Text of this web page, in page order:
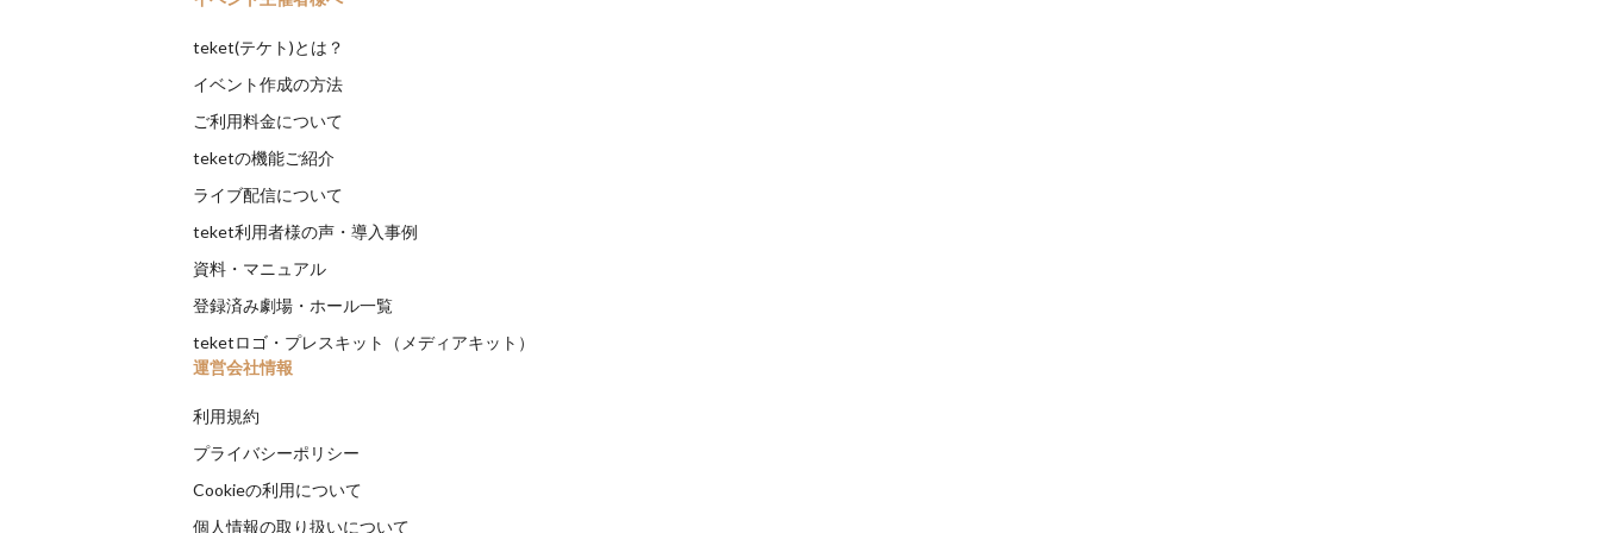
teket(テケト)とは？
イベント作成の方法
ご利用料金について
teketの機能ご紹介
ライブ配信について
teket利用者様の声・導入事例
資料・マニュアル
登録済み劇場・ホール一覧
teketロゴ・プレスキット（メディアキット）
運営会社情報
利用規約
プライバシーポリシー
Cookieの利用について
個人情報の取り扱いについて